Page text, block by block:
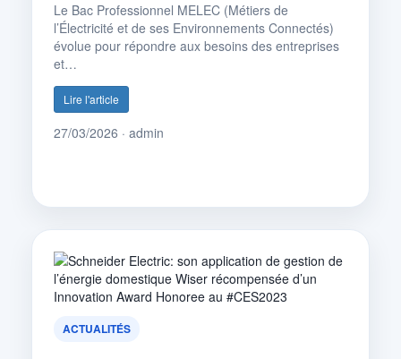
Le Bac Professionnel MELEC (Métiers de
l’Électricité et de ses Environnements Connectés)
évolue pour répondre aux besoins des entreprises
et…
Lire l'article
27/03/2026 · admin
ACTUALITÉS